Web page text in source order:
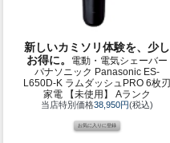
新しいカミソリ体験を、少し
お得に。
電動・電気シェーバー
パナソニック Panasonic ES-
L650D-K ラムダッシュPRO 6枚刃
家電 【未使用】 Aランク
当店特別価格38,950円(税込)